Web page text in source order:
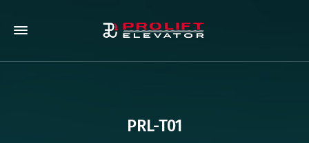
PRL-T01